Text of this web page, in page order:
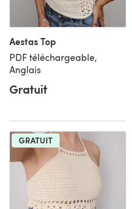
Aestas Top
PDF téléchargeable,
Anglais
Gratuit
GRATUIT